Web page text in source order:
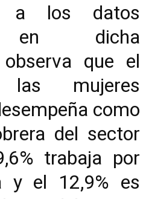
a los datos
en dicha
que el
mujeres
como
del sector
trabaja por
y el 12,9% es